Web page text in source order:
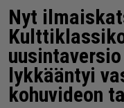
Nyt
lykkääntyi
kohuvideon